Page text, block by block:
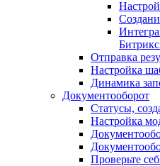
Отправка
Настройка
Динамика
Документооборот
Статусы,
Настройка
Проверьте